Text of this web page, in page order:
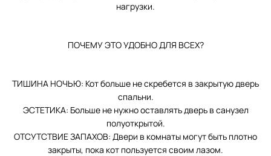
нагрузки.
ПОЧЕМУ ЭТО УДОБНО ДЛЯ ВСЕХ?
ТИШИНА НОЧЬЮ: Кот больше не скребется в закрытую дверь
спальни.
ЭСТЕТИКА: Больше не нужно оставлять дверь в санузел
полуоткрытой.
ОТСУТСТВИЕ ЗАПАХОВ: Двери в комнаты могут быть плотно
закрыты, пока кот пользуется своим лазом.